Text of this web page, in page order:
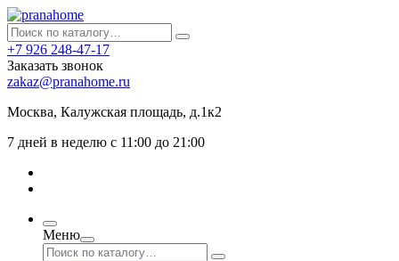
+7 926 248-47-17
Заказать звонок
zakaz@pranahome.ru
Москва, Калужская площадь, д.1к2
7 дней в неделю с 11:00 до 21:00
Меню